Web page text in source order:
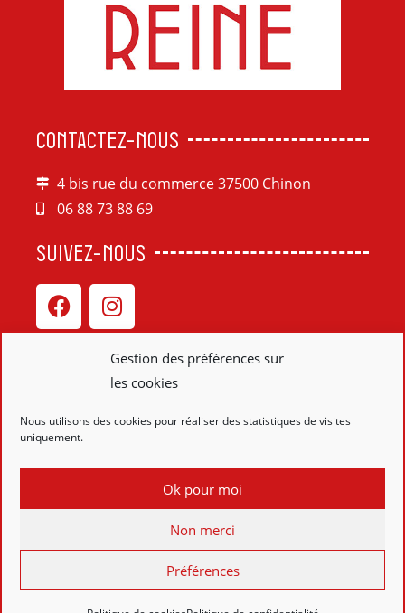
Gestion des préférences sur
les cookies
Nous utilisons des cookies pour réaliser des statistiques de visites
uniquement.
Ok pour moi
Non merci
Préférences
CONTACTEZ-NOUS
4 bis rue du commerce 37500 Chinon
06 88 73 88 69
SUIVEZ-NOUS
Plan de site
Mentions légales
Politique de confidentialité